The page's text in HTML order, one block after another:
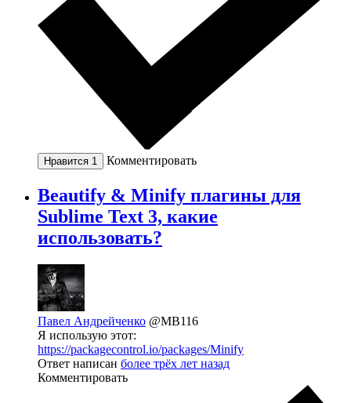
Нравится 1 Комментировать
Beautify & Minify плагины для
Sublime Text 3, какие
использовать?
Павел Андрейченко @MB116
Я использую этот:
https://packagecontrol.io/packages/Minify
Ответ написан более трёх лет назад
Комментировать